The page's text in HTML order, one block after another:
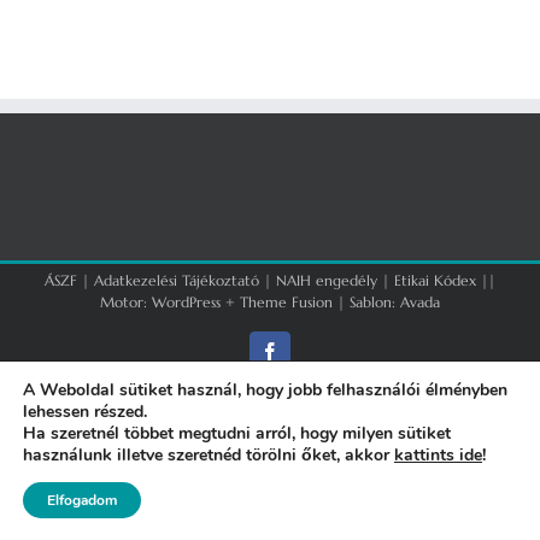
ÁSZF | Adatkezelési Tájékoztató | NAIH engedély | Etikai Kódex ||
Motor: WordPress + Theme Fusion | Sablon: Avada
Facebook
A Weboldal sütiket használ, hogy jobb felhasználói élményben
lehessen részed.
Ha szeretnél többet megtudni arról, hogy milyen sütiket
használunk illetve szeretnéd törölni őket, akkor kattints ide!
Elfogadom